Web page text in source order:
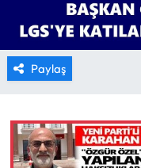
Paylaş
RESMİ
HABER İLAN